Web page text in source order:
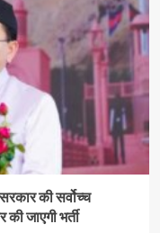
की सर्वोच्च
जाएगी भर्ती